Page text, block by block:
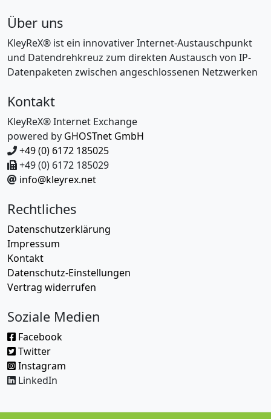
Über uns
KleyReX® ist ein innovativer Internet-Austauschpunkt
und Datendrehkreuz zum direkten Austausch von IP-
Datenpaketen zwischen angeschlossenen Netzwerken
Kontakt
KleyReX® Internet Exchange
powered by GHOSTnet GmbH
+49 (0) 6172 185025
+49 (0) 6172 185029
info@kleyrex.net
Rechtliches
Datenschutzerklärung
Impressum
Kontakt
Datenschutz-Einstellungen
Vertrag widerrufen
Soziale Medien
Facebook
Twitter
Instagram
LinkedIn